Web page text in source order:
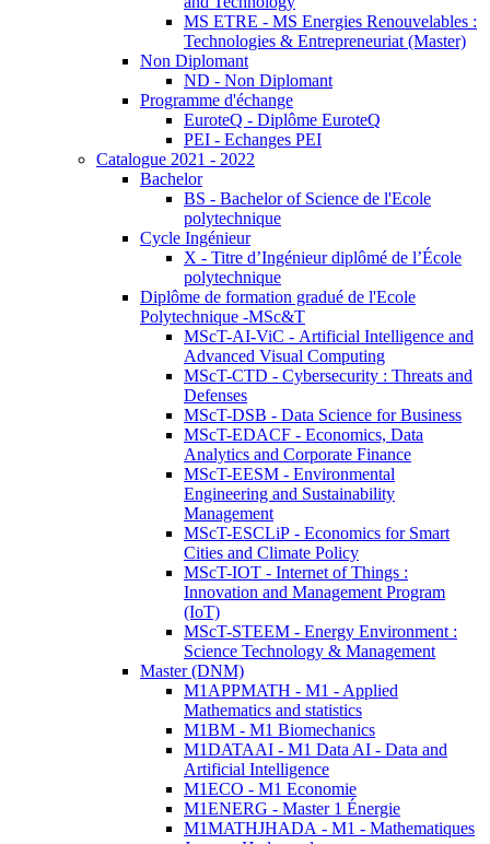
MS ETRE - MS Energies Renouvelables :
Technologies & Entrepreneuriat (Master)
Non Diplomant
ND - Non Diplomant
Programme d'échange
EuroteQ - Diplôme EuroteQ
PEI - Echanges PEI
Catalogue 2021 - 2022
Bachelor
BS - Bachelor of Science de l'Ecole
polytechnique
Cycle Ingénieur
X - Titre d’Ingénieur diplômé de l’École
polytechnique
Diplôme de formation gradué de l'Ecole
Polytechnique -MSc&T
MScT-AI-ViC - Artificial Intelligence and
Advanced Visual Computing
MScT-CTD - Cybersecurity : Threats and
Defenses
MScT-DSB - Data Science for Business
MScT-EDACF - Economics, Data
Analytics and Corporate Finance
MScT-EESM - Environmental
Engineering and Sustainability
Management
MScT-ESCLiP - Economics for Smart
Cities and Climate Policy
MScT-IOT - Internet of Things :
Innovation and Management Program
(IoT)
MScT-STEEM - Energy Environment :
Science Technology & Management
Master (DNM)
M1APPMATH - M1 - Applied
Mathematics and statistics
M1BM - M1 Biomechanics
M1DATAAI - M1 Data AI - Data and
Artificial Intelligence
M1ECO - M1 Economie
M1ENERG - Master 1 Énergie
M1MATHJHADA - M1 - Mathematiques